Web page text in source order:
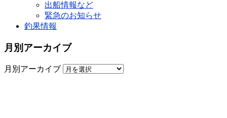
出船情報など
緊急のお知らせ
釣果情報
月別アーカイブ
月別アーカイブ